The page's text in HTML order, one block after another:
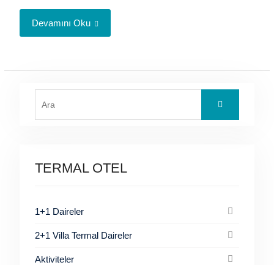
Devamını Oku
TERMAL OTEL
1+1 Daireler
2+1 Villa Termal Daireler
Aktiviteler